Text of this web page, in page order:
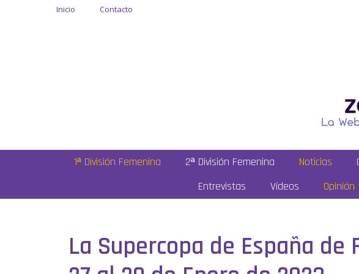
Inicio Contacto
1ª División Femenina 2ª División Femenina Noticias
Entrevistas
Vídeos Opinión
La Supercopa de España